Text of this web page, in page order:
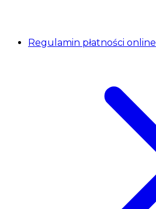
Regulamin płatności online